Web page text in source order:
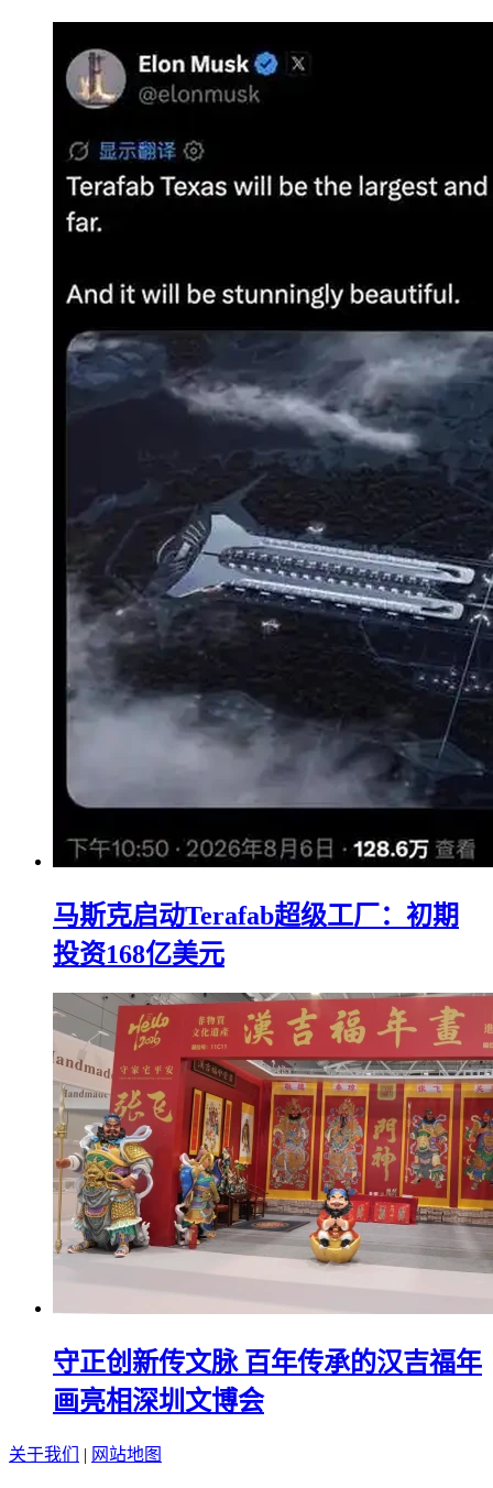
马斯克启动Terafab超级工厂：初期
投资168亿美元
守正创新传文脉 百年传承的汉吉福年
画亮相深圳文博会
关于我们 | 网站地图